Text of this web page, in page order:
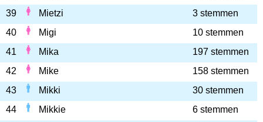
39
Mietzi
3 stemmen
40
Migi
10 stemmen
41
Mika
197 stemmen
42
Mike
158 stemmen
43
Mikki
30 stemmen
44
Mikkie
6 stemmen